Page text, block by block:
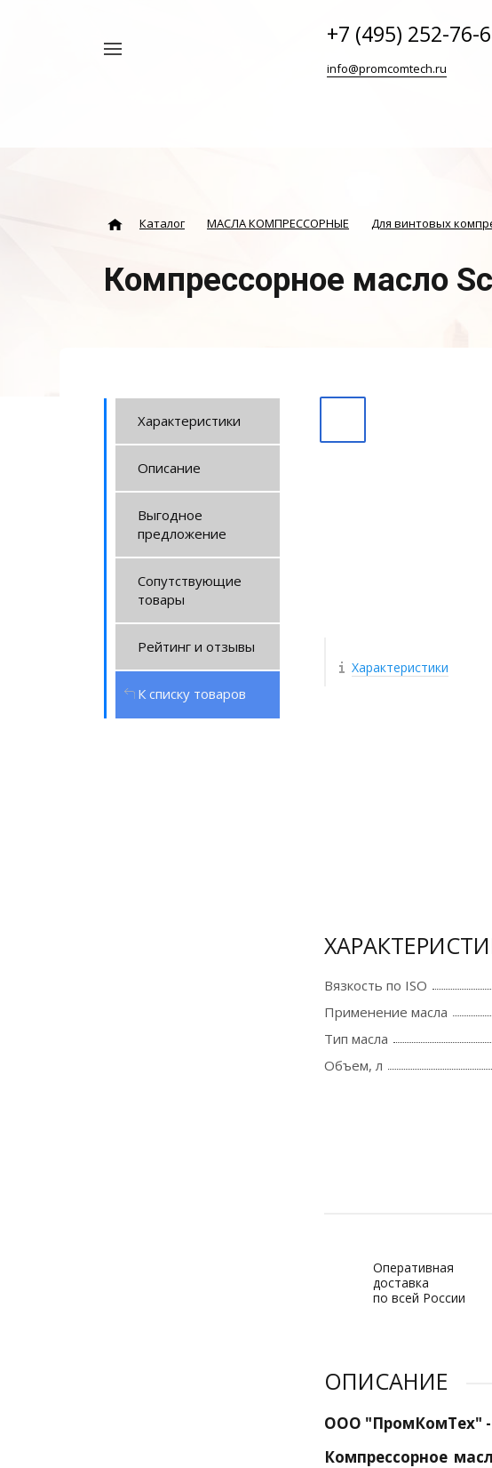
+7 (495) 252-76-
info@promcomtech.ru
Каталог МАСЛА КОМПРЕССОРНЫЕ Для винтовых
Компрессорное масло
Характеристики
Описание
Выгодное
предложение
Сопутствующие
товары
Рейтинг и отзывы
К списку товаров
Характеристики
Вязкость по ISO
Применение масла
Тип масла
Объем, л
Оперативная
доставка
по всей России
ОПИСАНИЕ
ООО "ПромКомТех"
Компрессорное